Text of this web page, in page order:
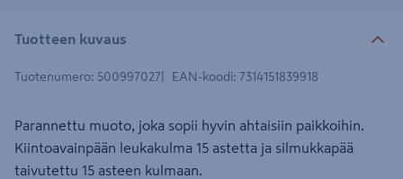
Tuotteen kuvaus
Tuotenumero: 500997027 EAN-koodi: 7314151839918
Parannettu muoto, joka sopii hyvin ahtaisiin paikkoihin.
Kiintoavainpään leukakulma 15 astetta ja silmukkapää
taivutettu 15 asteen kulmaan.